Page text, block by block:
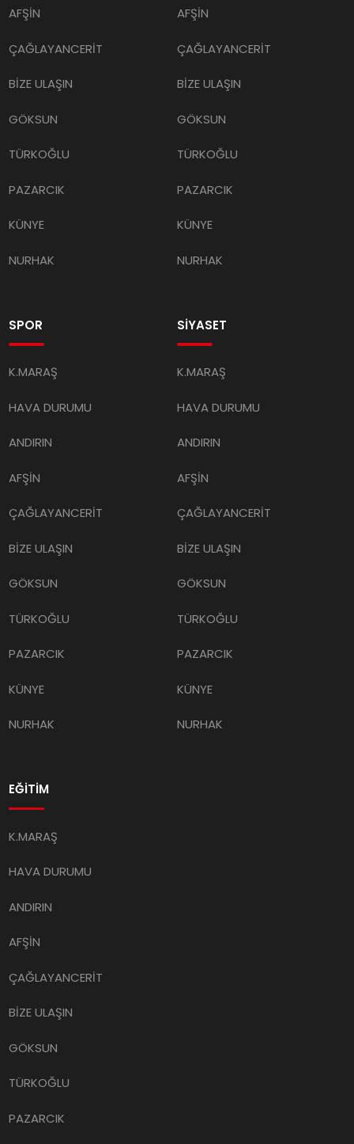
AFŞİN
ÇAĞLAYANCERİT
BİZE ULAŞIN
GÖKSUN
TÜRKOĞLU
PAZARCIK
KÜNYE
NURHAK
AFŞİN
ÇAĞLAYANCERİT
BİZE ULAŞIN
GÖKSUN
TÜRKOĞLU
PAZARCIK
KÜNYE
NURHAK
SPOR
K.MARAŞ
HAVA DURUMU
ANDIRIN
AFŞİN
ÇAĞLAYANCERİT
BİZE ULAŞIN
GÖKSUN
TÜRKOĞLU
PAZARCIK
KÜNYE
NURHAK
SİYASET
K.MARAŞ
HAVA DURUMU
ANDIRIN
AFŞİN
ÇAĞLAYANCERİT
BİZE ULAŞIN
GÖKSUN
TÜRKOĞLU
PAZARCIK
KÜNYE
NURHAK
EĞİTİM
K.MARAŞ
HAVA DURUMU
ANDIRIN
AFŞİN
ÇAĞLAYANCERİT
BİZE ULAŞIN
GÖKSUN
TÜRKOĞLU
PAZARCIK